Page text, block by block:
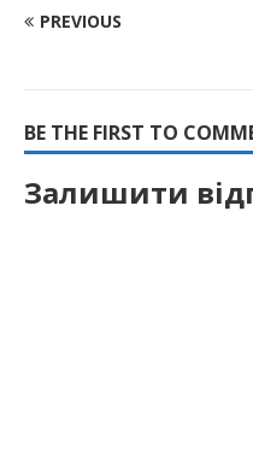
PREVIOUS
BE THE FIRST TO
Залишити